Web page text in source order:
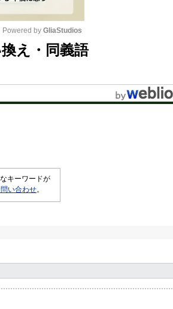
Powered by GliaStudios
え・同義語
キーワードが
問い合わせ。